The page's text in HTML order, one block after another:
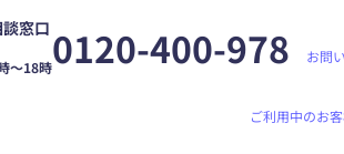
窓口
～18時0120-400-978 お問
ご利用中のお